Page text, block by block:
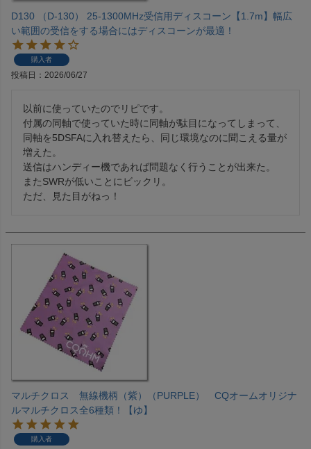
D130 （D-130） 25-1300MHz受信用ディスコーン【1.7m】幅広
い範囲の受信をする場合にはディスコーンが最適！
購入者
投稿日 2026/06/27
以前に使っていたのでリピです。
付属の同軸で使っていた時に同軸が駄目になってしまって、
同軸を5DSFAに入れ替えたら、同じ環境なのに聞こえる量が
増えた。
送信はハンディー機であれば問題なく行うことが出来た。
またSWRが低いことにビックリ。
ただ、見た目がねっ！
マルチクロス 無線機柄（紫）（PURPLE） CQオームオリジナ
ルマルチクロス全6種類！【ゆ】
購入者